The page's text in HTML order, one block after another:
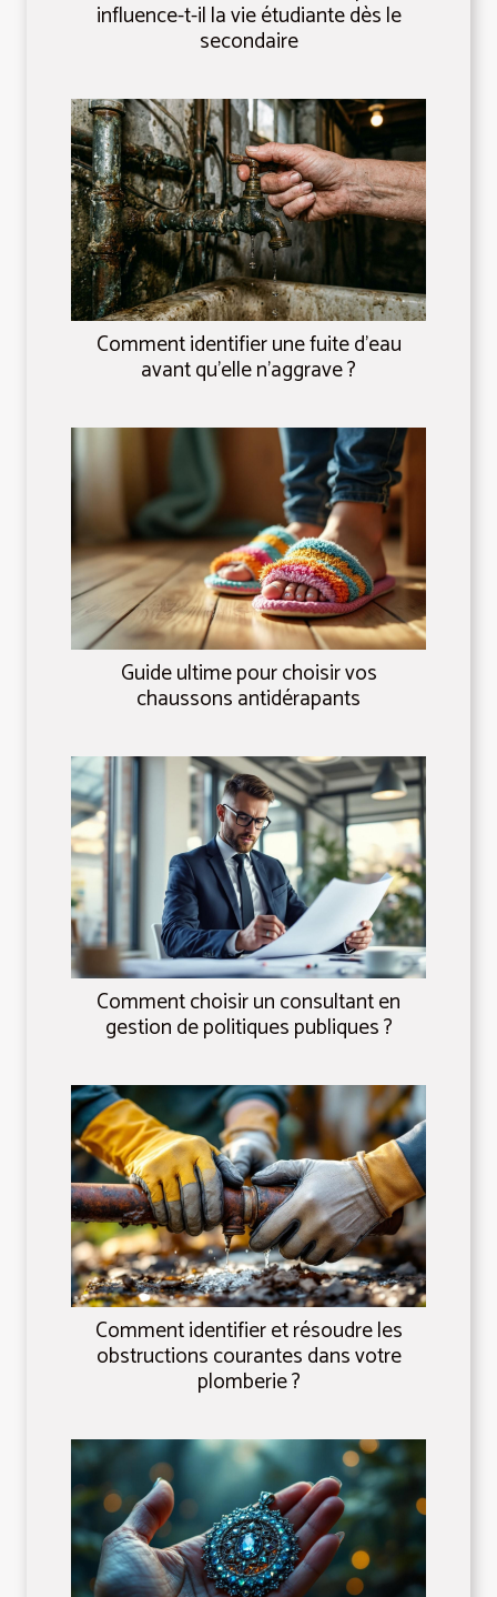
influence-t-il la vie étudiante dès le
secondaire
Comment identifier une fuite d'eau
avant qu'elle n'aggrave ?
Guide ultime pour choisir vos
chaussons antidérapants
Comment choisir un consultant en
gestion de politiques publiques ?
Comment identifier et résoudre les
obstructions courantes dans votre
plomberie ?